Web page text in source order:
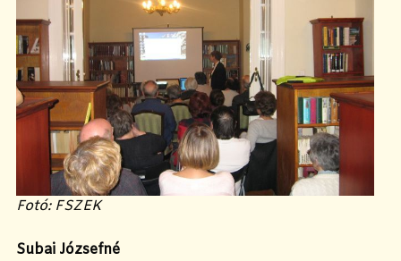
Fotó: FSZEK
Subai Józsefné